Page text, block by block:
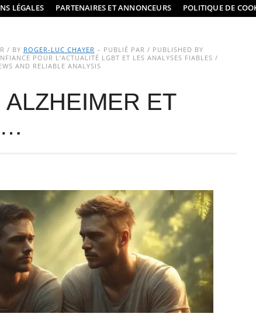
LÉGALES PARTENAIRES ET ANNONCEURS POLITIQUE DE
/ BY ROGER-LUC CHAYER – PUBLIÉ PAR / PUBLISHED BY
POUR L’ACTUALITÉ LGBT ET LES ANALYSES FIABLES /
AND RELIABLE ANALYSIS
ET